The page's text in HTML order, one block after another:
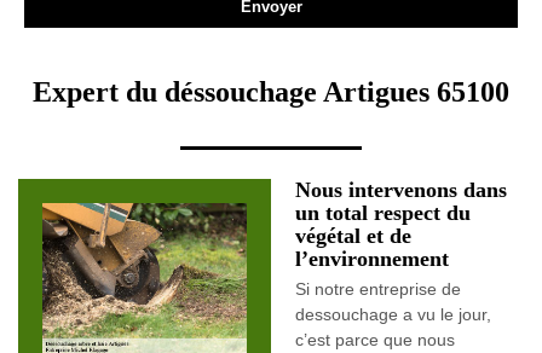
Expert du déssouchage Artigues 65100
Nous intervenons dans
un total respect du
végétal et de
l’environnement
Si notre entreprise de
dessouchage a vu le jour,
c’est parce que nous